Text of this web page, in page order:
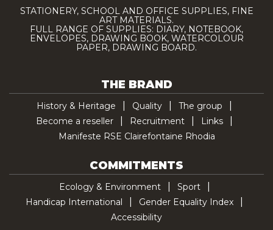
STATIONERY, SCHOOL AND OFFICE SUPPLIES, FINE
ART MATERIALS.
FULL RANGE OF SUPPLIES: DIARY, NOTEBOOK,
ENVELOPES, DRAWING BOOK, WATERCOLOUR
PAPER, DRAWING BOARD.
THE BRAND
History & Heritage Quality
The group
Become a reseller
Recruitment
Links
Manifeste RSE Clairefontaine Rhodia
COMMITMENTS
Ecology & Environment
Sport
Handicap International
Gender Equality Index
Accessibility